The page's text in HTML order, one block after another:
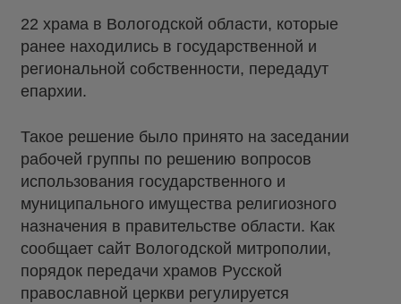
22 храма в Вологодской области, которые
ранее находились в государственной и
региональной собственности, передадут
епархии.
Такое решение было принято на заседании
рабочей группы по решению вопросов
использования государственного и
муниципального имущества религиозного
назначения в правительстве области. Как
сообщает сайт Вологодской митрополии,
порядок передачи храмов Русской
православной церкви регулируется